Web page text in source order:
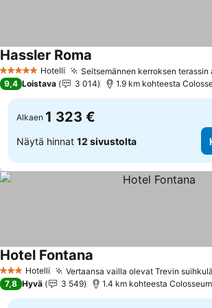
5 Tähtiluokitus
Hotelli Seitsemännen kerroksen
Hassler Roma
9,4 Loistava 3 014 1.9 km kohteesta
Alkaen 1 323 €
Näytä hinnat 12 sivustolta
3 Tähtiluokitus
Hotelli Vertaansa vailla olevat Trevin
Hotel Fontana
7,8 Hyvä 3 549 1.4 km kohteesta Colosseum